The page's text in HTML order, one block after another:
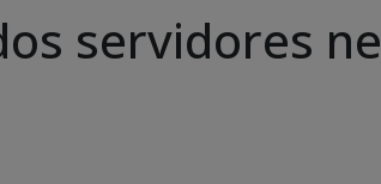
servidores